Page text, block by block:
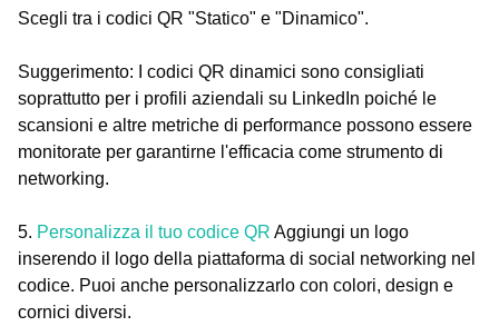
Scegli tra i codici QR "Statico" e "Dinamico".
Suggerimento: I codici QR dinamici sono consigliati
soprattutto per i profili aziendali su LinkedIn poiché le
scansioni e altre metriche di performance possono essere
monitorate per garantirne l'efficacia come strumento di
networking.
5. Personalizza il tuo codice QR Aggiungi un logo
inserendo il logo della piattaforma di social networking nel
codice. Puoi anche personalizzarlo con colori, design e
cornici diversi.